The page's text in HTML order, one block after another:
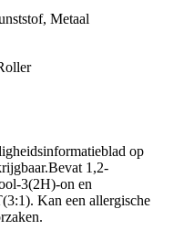
, Metaal
op
Bevat 1,2-
3(2H)-on en
Kan een allergische